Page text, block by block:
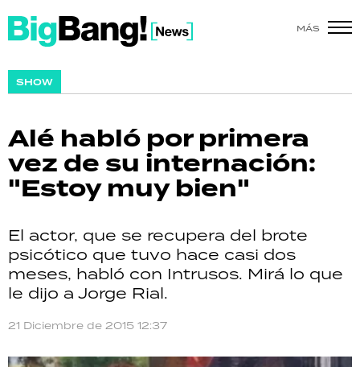
MÁS
SHOW
Alé habló por primera
vez de su internación:
"Estoy muy bien"
El actor, que se recupera del brote
psicótico que tuvo hace casi dos
meses, habló con Intrusos. Mirá lo que
le dijo a Jorge Rial.
21 Diciembre de 2015 12:37
SHOW
ACTUALIDAD
POLICIALES
ECONOMÍA
GRAN HERMANO
SALUD